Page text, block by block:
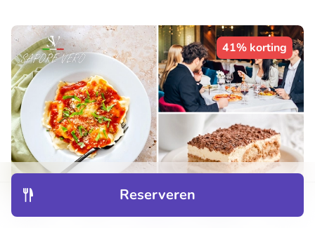
Reserveren
41% korting
Italiaanse 2-gangenlunch à la carte bij